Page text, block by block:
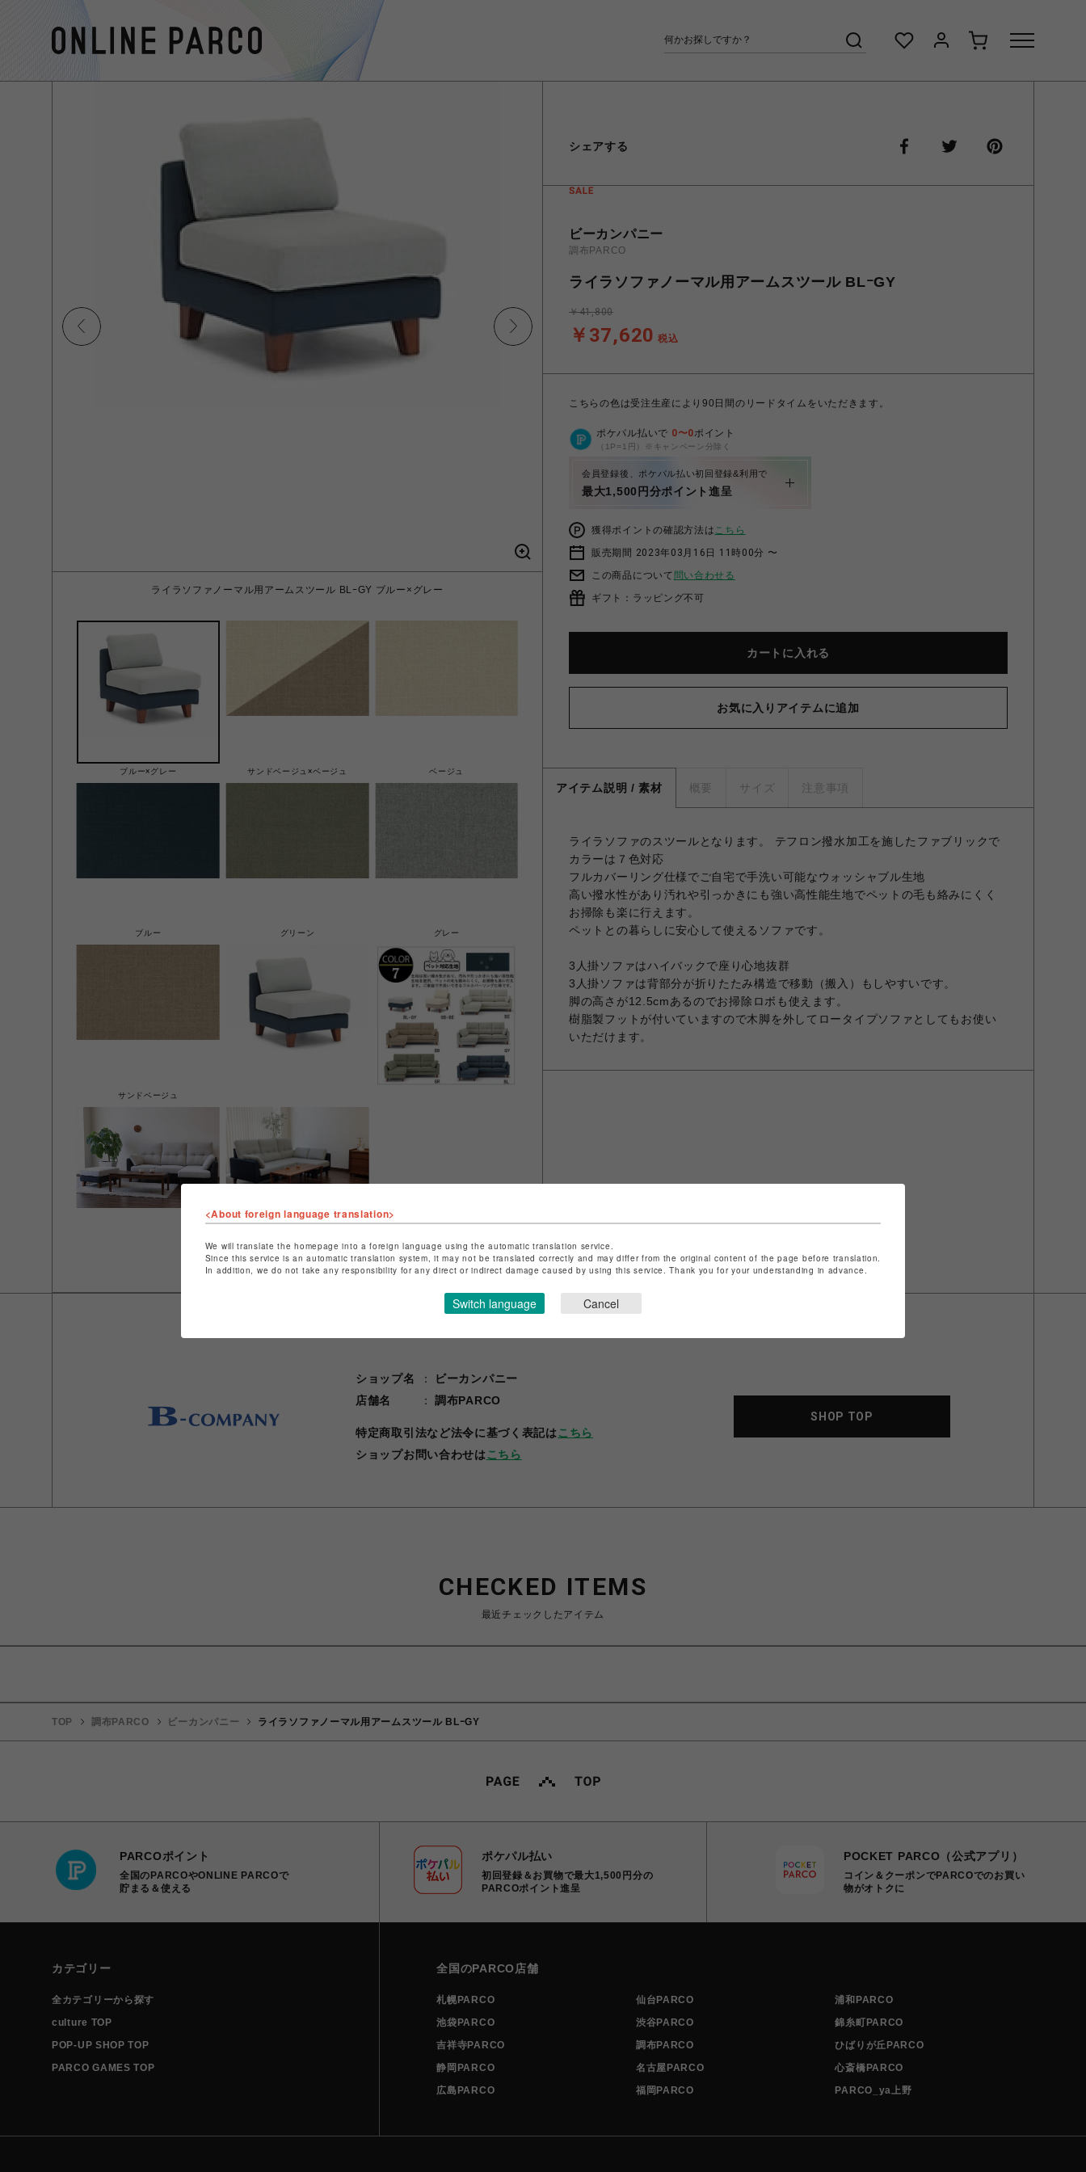
ライラソファノーマル用アームスツール BLｰGY ブルー×グレー
ブルー×グレー サンドベージュ×ベージュ ベージュ
ブルー グリーン グレー
サンドベージュ
ビーカンパニー
調布PARCO
ライラソファノーマル用アームスツール BLｰGY
￥37,620 税込
￥41,800
こちらの色は受注生産により90日間のリードタイムをいただきます。
ポケパル払いで 0〜0ポイント
（1P=1円）※キャンペーン分除く
会員登録後、ポケパル払い初回登録&利用で
最大1,500円分ポイント進呈
獲得ポイントの確認方法はこちら
販売期間 2023年03月16日 11時00分 〜
この商品について 問い合わせる
ギフト：ラッピング不可
カートに入れる
お気に入りアイテムに追加
アイテム説明 / 素材 概要 サイズ 注意事項
ライラソファのスツールとなります。 テフロン撥水加工を施したファブリックで
カラーは７色対応
フルカバーリング仕様でご自宅で手洗い可能なウォッシャブル生地
高い撥水性があり汚れや引っかきにも強い高性能生地でペットの毛も絡みにくく
お掃除も楽に行えます。
ペットとの暮らしに安心して使えるソファです。
3人掛ソファはハイバックで座り心地抜群
3人掛ソファは背部分が折りたたみ構造で移動（搬入）もしやすいです。
脚の高さが12.5cmあるのでお掃除ロボも使えます。
樹脂製フットが付いていますので木脚を外してロータイプソファとしてもお使い
いただけます。
シェアする
ショップ名
ビーカンパニー
店舗名
調布PARCO
特定商取引法など法令に基づく表記は こちら
ショップお問い合わせは こちら
SHOP TOP
CHECKED ITEMS
最近チェックしたアイテム
TOP 調布PARCO ビーカンパニー ライラソファノーマル用アームスツール BLｰGY
PARCOポイント
全国のPARCOやONLINE PARCOで
貯まる＆使える
ポケパル払い
初回登録＆お買物で最大1,500円分の
PARCOポイント進呈
POCKET PARCO（公式アプリ）
コイン＆クーポンでPARCOでのお買い
物がオトクに
カテゴリー
全カテゴリーから探す
culture TOP
POP-UP SHOP TOP
PARCO GAMES TOP
全国のPARCO店舗
札幌PARCO 仙台PARCO
浦和PARCO
池袋PARCO
渋谷PARCO
錦糸町PARCO
吉祥寺PARCO
調布PARCO
ひばりが丘PARCO
静岡PARCO
名古屋PARCO
心斎橋PARCO
広島PARCO
福岡PARCO PARCO_ya上野
<About foreign language translation>
We will translate the homepage into a foreign language using the automatic translation service.
Since this service is an automatic translation system, it may not be translated correctly and may differ from the original content of the page before translation.
In addition, we do not take any responsibility for any direct or indirect damage caused by using this service. Thank you for your understanding in advance.
Switch language Cancel